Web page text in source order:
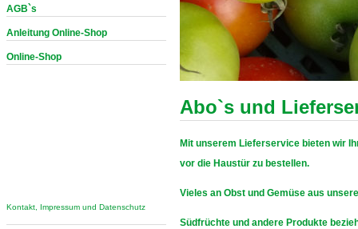
AGB`s
Anleitung Online-Shop
Online-Shop
Kontakt, Impressum und Datenschutz
Abo`s und
Mit unserem Lieferservice bieten wir
vor die Haustür zu bestellen.
Vieles an Obst und Gemüse aus
Südfrüchte und andere Produkte